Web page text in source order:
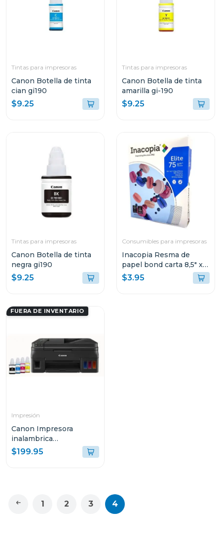
Tintas para impresoras
Canon Botella de tinta
cian gi190
$9.25
Tintas para impresoras
Canon Botella de tinta
amarilla gi-190
$9.25
Tintas para impresoras
Canon Botella de tinta
negra gi190
$9.25
Consumibles para impresoras
Inacopia Resma de
papel bond carta 8,5" x
11" elite 75 500 hojas 20
lb
$3.95
FUERA DE INVENTARIO
Impresión
Canon Impresora
inalambrica
multifuncional 4110
$199.95
1 2 3 4